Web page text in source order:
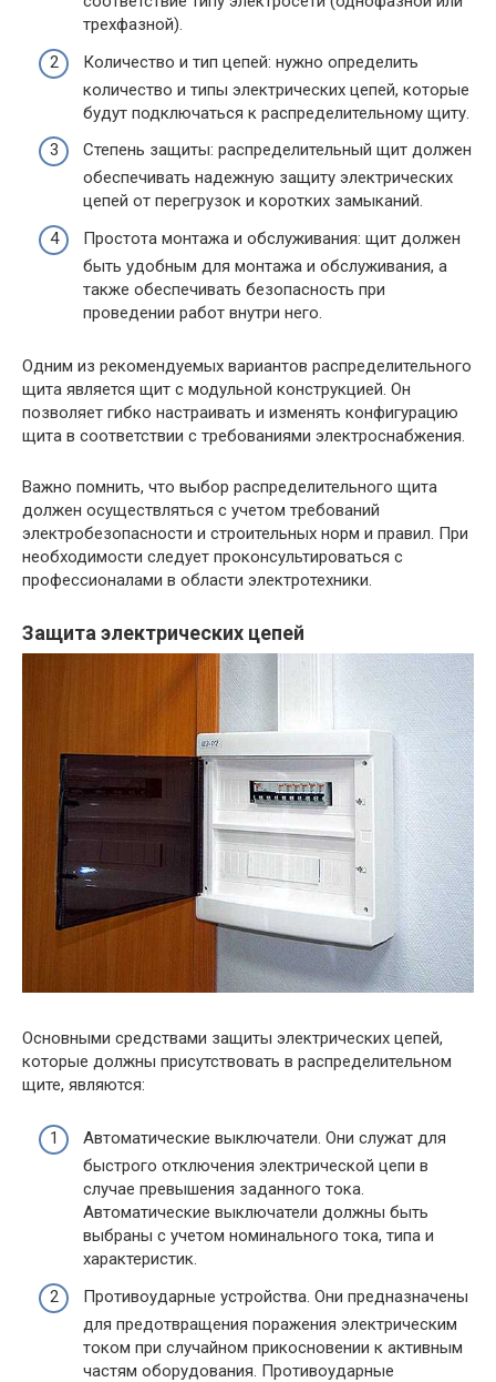
трехфазной).
Количество и тип цепей: нужно определить
количество и типы электрических цепей, которые
будут подключаться к распределительному щиту.
Степень защиты: распределительный щит должен
обеспечивать надежную защиту электрических
цепей от перегрузок и коротких замыканий.
Простота монтажа и обслуживания: щит должен
быть удобным для монтажа и обслуживания, а
также обеспечивать безопасность при
проведении работ внутри него.
Одним из рекомендуемых вариантов распределительного
щита является щит с модульной конструкцией. Он
позволяет гибко настраивать и изменять конфигурацию
щита в соответствии с требованиями электроснабжения.
Важно помнить, что выбор распределительного щита
должен осуществляться с учетом требований
электробезопасности и строительных норм и правил. При
необходимости следует проконсультироваться с
профессионалами в области электротехники.
Защита электрических цепей
Основными средствами защиты электрических цепей,
которые должны присутствовать в распределительном
щите, являются:
Автоматические выключатели. Они служат для
быстрого отключения электрической цепи в
случае превышения заданного тока.
Автоматические выключатели должны быть
выбраны с учетом номинального тока, типа и
характеристик.
Противоударные устройства. Они предназначены
для предотвращения поражения электрическим
током при случайном прикосновении к активным
частям оборудования. Противоударные